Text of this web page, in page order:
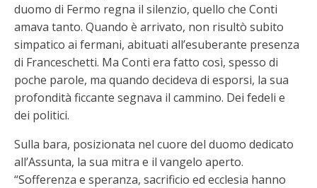
duomo di Fermo regna il silenzio, quello che Conti
amava tanto. Quando è arrivato, non risultò subito
simpatico ai fermani, abituati all’esuberante presenza
di Franceschetti. Ma Conti era fatto così, spesso di
poche parole, ma quando decideva di esporsi, la sua
profondità ficcante segnava il cammino. Dei fedeli e
dei politici.
Sulla bara, posizionata nel cuore del duomo dedicato
all’Assunta, la sua mitra e il vangelo aperto.
“Sofferenza e speranza, sacrificio ed ecclesia hanno